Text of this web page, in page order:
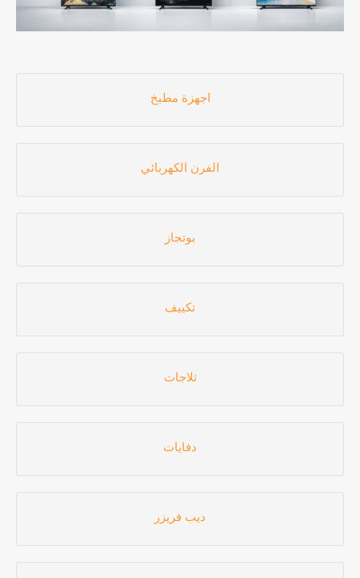
اجهزة مطبخ
الفرن الكهربائي
بوتجاز
تكييف
ثلاجات
دفايات
ديب فريزر